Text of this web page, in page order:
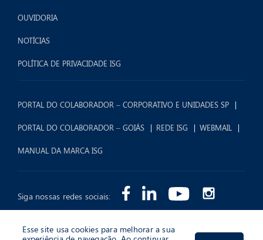
OUVIDORIA
NOTÍCIAS
POLÍTICA DE PRIVACIDADE ISG
PORTAL DO COLABORADOR – CORPORATIVO E UNIDADES SP
PORTAL DO COLABORADOR – GOIÁS REDE ISG WEBMAIL
MANUAL DA MARCA ISG
Siga nossas redes sociais:
Esse site usa cookies para melhorar a sua